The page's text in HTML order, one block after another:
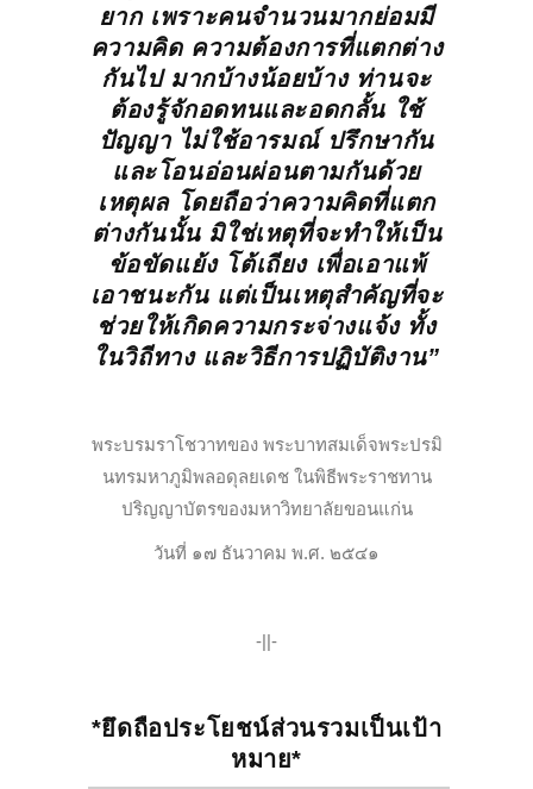
ยาก เพราะคนจำนวนมากย่อมมี
ความคิด ความต้องการที่แตกต่าง
กันไป มากบ้างน้อยบ้าง ท่านจะ
ต้องรู้จักอดทนและอดกลั้น ใช้
ปัญญา ไม่ใช้อารมณ์ ปรึกษากัน
และโอนอ่อนผ่อนตามกันด้วย
เหตุผล โดยถือว่าความคิดที่แตก
ต่างกันนั้น มิใช่เหตุที่จะทำให้เป็น
ข้อขัดแย้ง โต้เถียง เพื่อเอาแพ้
เอาชนะกัน แต่เป็นเหตุสำคัญที่จะ
ช่วยให้เกิดความกระจ่างแจ้ง ทั้ง
ในวิถีทาง และวิธีการปฏิบัติงาน”
พระบรมราโชวาทของ พระบาทสมเด็จพระปรมิ
นทรมหาภูมิพลอดุลยเดช ในพิธีพระราชทาน
ปริญญาบัตรของมหาวิทยาลัยขอนแก่น
วันที่ ๑๗ ธันวาคม พ.ศ. ๒๕๔๑
-||-
*ยึดถือประโยชน์ส่วนรวมเป็นเป้า
หมาย*